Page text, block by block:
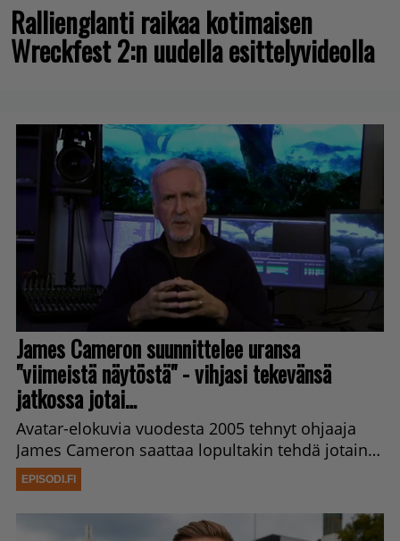
Rallienglanti raikaa kotimaisen
Wreckfest 2:n uudella esittelyvideolla